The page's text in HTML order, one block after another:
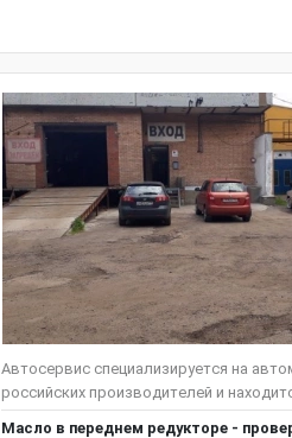
Автосервис специализируется на
российских производителей и
Масло в переднем редукторе -